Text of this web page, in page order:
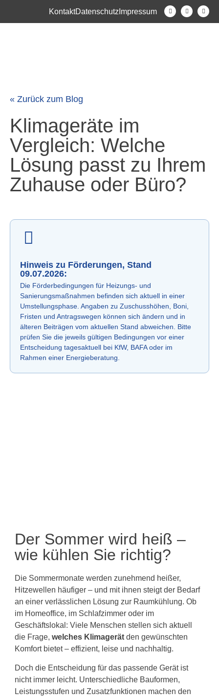
KontaktDatenschutz Impressum
« Zurück zum Blog
Klimageräte im
Vergleich: Welche
Lösung passt zu Ihrem
Zuhause oder Büro?
Hinweis zu Förderungen, Stand
09.07.2026:
Die Förderbedingungen für Heizungs- und
Sanierungsmaßnahmen befinden sich aktuell in einer
Umstellungsphase. Angaben zu Zuschusshöhen, Boni,
Fristen und Antragswegen können sich ändern und in
älteren Beiträgen vom aktuellen Stand abweichen. Bitte
prüfen Sie die jeweils gültigen Bedingungen vor einer
Entscheidung tagesaktuell bei KfW, BAFA oder im
Rahmen einer Energieberatung.
Der Sommer wird heiß –
wie kühlen Sie richtig?
Die Sommermonate werden zunehmend heißer,
Hitzewellen häufiger – und mit ihnen steigt der Bedarf
an einer verlässlichen Lösung zur Raumkühlung. Ob
im Homeoffice, im Schlafzimmer oder im
Geschäftslokal: Viele Menschen stellen sich aktuell
die Frage, welches Klimagerät den gewünschten
Komfort bietet – effizient, leise und nachhaltig.
Doch die Entscheidung für das passende Gerät ist
nicht immer leicht. Unterschiedliche Bauformen,
Leistungsstufen und Zusatzfunktionen machen den